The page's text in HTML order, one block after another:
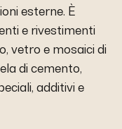
esterne. È
e rivestimenti
vetro e mosaici di
di cemento,
additivi e